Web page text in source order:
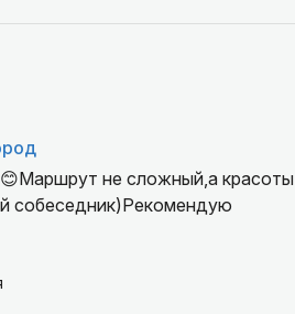
не сложный,а красоты
собеседник)Рекомендую